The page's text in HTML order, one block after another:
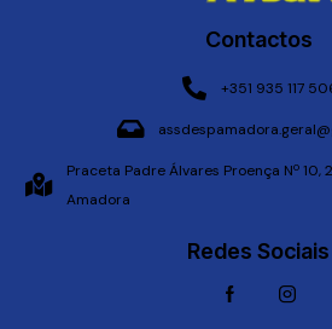
Contactos
+351 935 117
Praceta Padre Álvares Proença Nº 10,
Amadora
Redes Sociais